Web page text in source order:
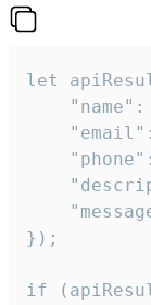
let
"name":
});
if